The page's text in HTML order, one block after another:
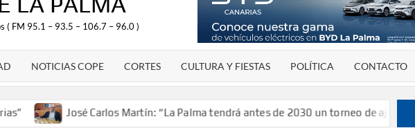
( FM 95.1 – 93.5 – 106.7 – 96.0 )
NOTICIAS COPE CORTES CULTURA Y FIESTAS POLÍTICA CONTACTO
José Carlos Martín: “La Palma tendrá antes de 2030 un torneo de ajedrez con